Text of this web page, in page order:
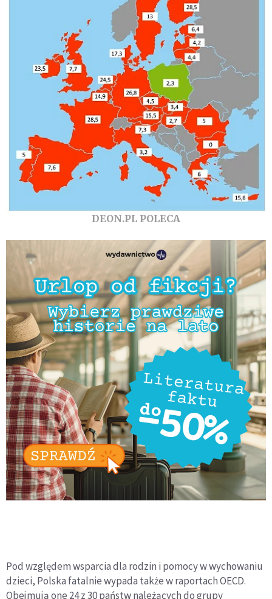
DEON.PL POLECA
Pod względem wsparcia dla rodzin i pomocy w wychowaniu
dzieci, Polska fatalnie wypada także w raportach OECD.
Obejmują one 24 z 30 państw należących do grupy